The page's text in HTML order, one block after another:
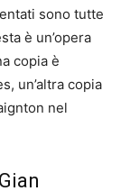
sono tutte
è un’opera
copia è
un’altra copia
nel